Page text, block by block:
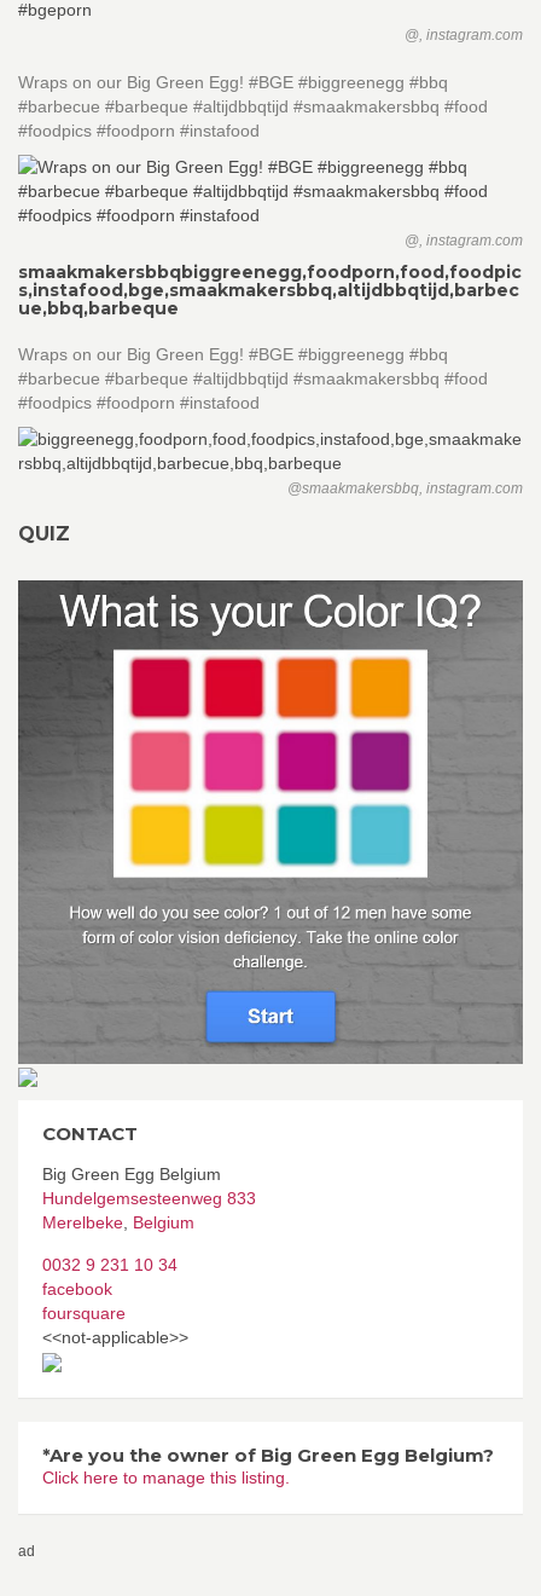
@, instagram.com
Wraps on our Big Green Egg! #BGE #biggreenegg #bbq
#barbecue #barbeque #altijdbbqtijd #smaakmakersbbq #food
#foodpics #foodporn #instafood
@, instagram.com
smaakmakersbbqbiggreenegg,foodporn,food,foodpic
s,instafood,bge,smaakmakersbbq,altijdbbqtijd,barbec
ue,bbq,barbeque
Wraps on our Big Green Egg! #BGE #biggreenegg #bbq
#barbecue #barbeque #altijdbbqtijd #smaakmakersbbq #food
#foodpics #foodporn #instafood
@smaakmakersbbq, instagram.com
QUIZ
CONTACT
Big Green Egg Belgium
Hundelgemsesteenweg 833
Merelbeke Belgium
0032 9 231 10 34
facebook
foursquare
<<not-applicable>>
*Are you the owner of Big Green Egg Belgium?
Click here to manage this listing.
ad